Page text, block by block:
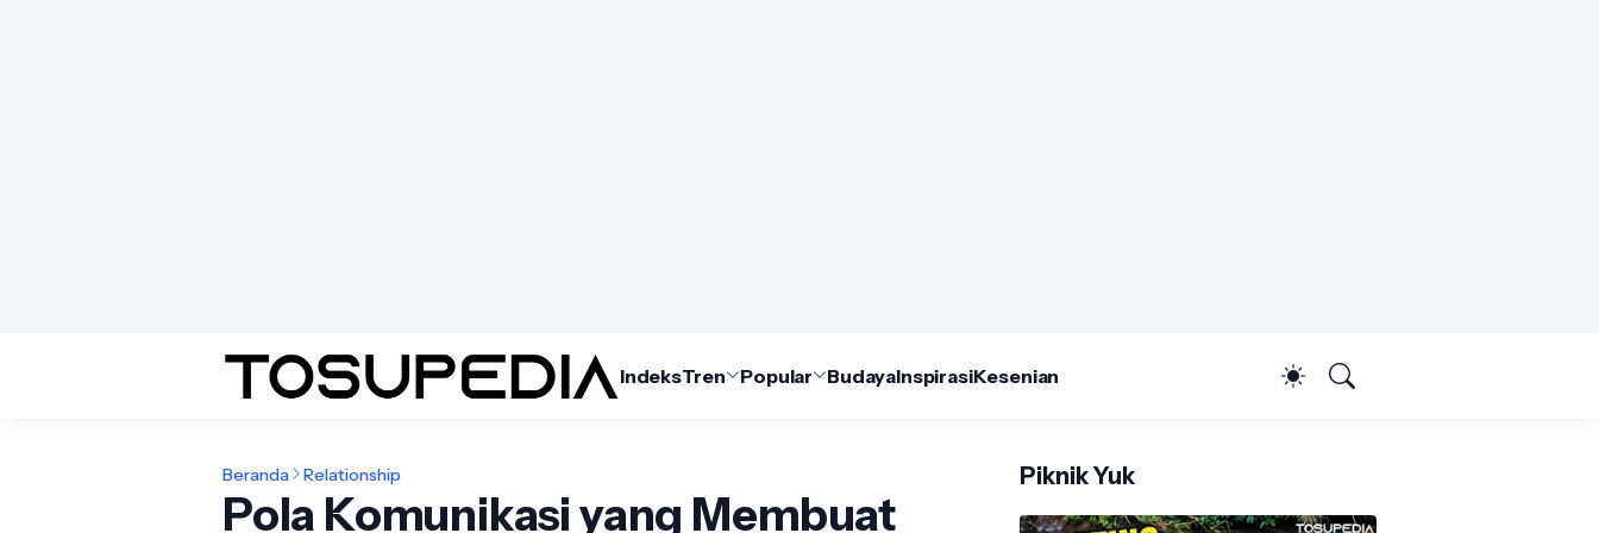
IndeksTren Popular BudayaInspirasiKesenian
Beranda Relationship
Pola Komunikasi yang Membuat
Piknik Yuk